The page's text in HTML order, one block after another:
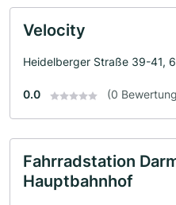
Velocity
Heidelberger Straße 39-41,
0.0 (0
Fahrradstation
Hauptbahnhof